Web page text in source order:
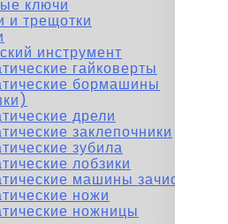
ключи
и трещотки
инструмент
гайковерты
бормашины
дрели
заклепочники
зубила
лобзики
машины зачистные
ножи
ножницы